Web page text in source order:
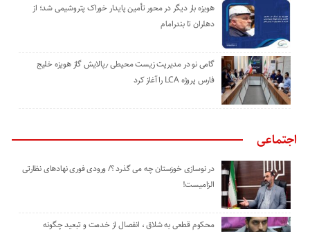
هویزه بار دیگر در محور تأمین پایدار خوراک پتروشیمی شد؛ از
دهلران تا بندرامام
گامی نو در مدیریت زیست ‌محیطی ٫پالایش گاز هویزه خلیج
‌فارس پروژه LCA را آغاز کرد
اجتماعی
در نوسازی خوزستان چه می گذرد ؟/ ورودی فوری نهادهای نظارتی
الزامیست!
محکوم قطعی به شلاق ، انفصال از خدمت و تبعید چگونه